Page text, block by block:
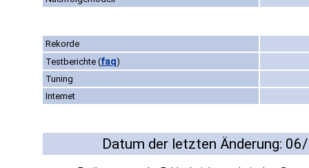
Rekorde
Testberichte (faq)
Tuning
Internet
Datum der letzten Änderung: